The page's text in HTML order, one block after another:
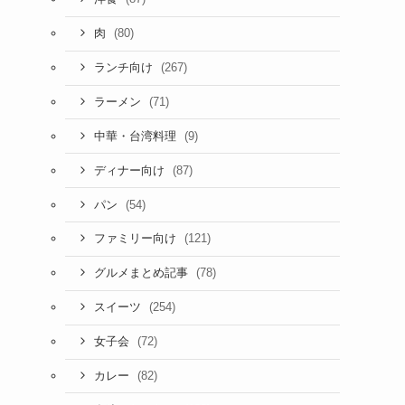
肉 (80)
ランチ向け (267)
ラーメン (71)
中華・台湾料理 (9)
ディナー向け (87)
パン (54)
ファミリー向け (121)
グルメまとめ記事 (78)
スイーツ (254)
女子会 (72)
カレー (82)